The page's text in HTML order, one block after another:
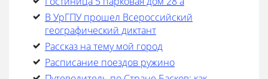
В УрГПУ прошел Всероссийский
географический диктант
Рассказ на тему мой город
Расписание поездов ружино